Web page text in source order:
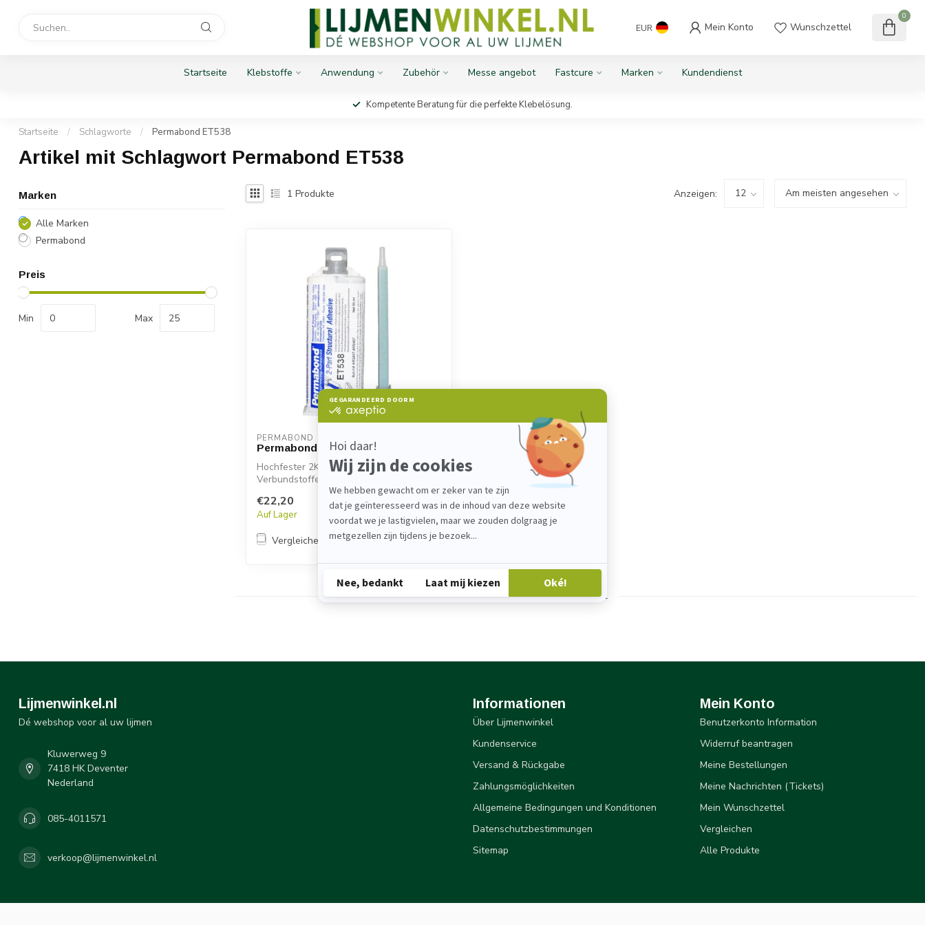
EUR Mein Konto Wunschzettel
0
Startseite Klebstoffe Anwendung Zubehör Messe angebot Fastcure Marken Kundendienst
Kompetente Beratung für die perfekte Klebelösung.
Startseite / Schlagworte / Permabond ET538
Artikel mit Schlagwort Permabond ET538
Marken
Alle Marken
Permabond
Preis
Min Max
1 Produkte Anzeigen:
PERMABOND
Permabond ET538
Hochfester 2K-Epoxidkleber für Metall,
Verbundstoffe & Kunststoffe. Permabond
€22,20
Auf Lager
Vergleichen
Zeige1-1von 1
Lijmenwinkel.nl
Dé webshop voor al uw lijmen
Kluwerweg 9
7418 HK Deventer
Nederland
085-4011571
verkoop@lijmenwinkel.nl
Informationen
Über Lijmenwinkel
Kundenservice
Versand & Rückgabe
Zahlungsmöglichkeiten
Allgemeine Bedingungen und Konditionen
Datenschutzbestimmungen
Sitemap
Mein Konto
Benutzerkonto Information
Widerruf beantragen
Meine Bestellungen
Meine Nachrichten (Tickets)
Mein Wunschzettel
Vergleichen
Alle Produkte